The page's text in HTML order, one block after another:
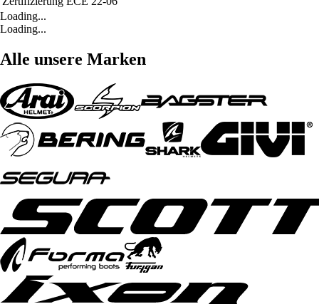
Loading...
Loading...
Alle unsere Marken